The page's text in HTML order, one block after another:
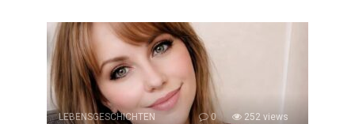
LEBENSGESCHICHTEN 0 252 views